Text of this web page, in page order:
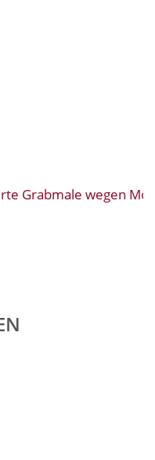
Grabmale wegen